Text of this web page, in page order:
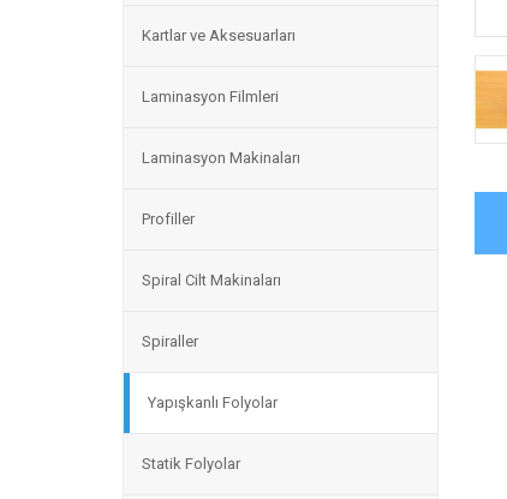
Kartlar ve Aksesuarları
Laminasyon Filmleri
Laminasyon Makinaları
Profiller
Spiral Cilt Makinaları
Spiraller
Yapışkanlı Folyolar
Statik Folyolar